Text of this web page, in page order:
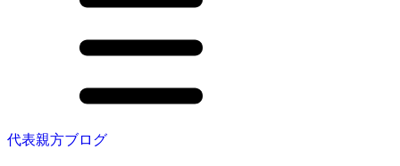
代表親方ブログ